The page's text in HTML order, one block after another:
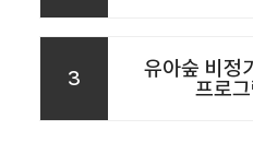
3
유아숲 비정
프로